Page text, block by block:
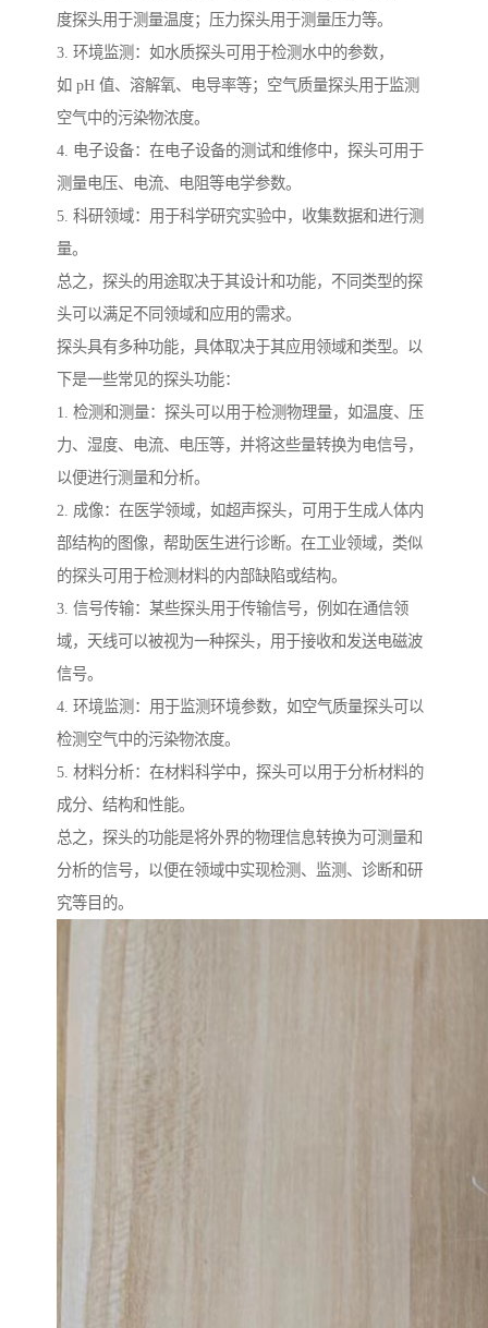
度探头用于测量温度；压力探头用于测量压力等。
3. 环境监测：如水质探头可用于检测水中的参数，
如 pH 值、溶解氧、电导率等；空气质量探头用于监测
空气中的污染物浓度。
4. 电子设备：在电子设备的测试和维修中，探头可用于
测量电压、电流、电阻等电学参数。
5. 科研领域：用于科学研究实验中，收集数据和进行测
量。
总之，探头的用途取决于其设计和功能，不同类型的探
头可以满足不同领域和应用的需求。
探头具有多种功能，具体取决于其应用领域和类型。以
下是一些常见的探头功能：
1. 检测和测量：探头可以用于检测物理量，如温度、压
力、湿度、电流、电压等，并将这些量转换为电信号，
以便进行测量和分析。
2. 成像：在医学领域，如超声探头，可用于生成人体内
部结构的图像，帮助医生进行诊断。在工业领域，类似
的探头可用于检测材料的内部缺陷或结构。
3. 信号传输：某些探头用于传输信号，例如在通信领
域，天线可以被视为一种探头，用于接收和发送电磁波
信号。
4. 环境监测：用于监测环境参数，如空气质量探头可以
检测空气中的污染物浓度。
5. 材料分析：在材料科学中，探头可以用于分析材料的
成分、结构和性能。
总之，探头的功能是将外界的物理信息转换为可测量和
分析的信号，以便在领域中实现检测、监测、诊断和研
究等目的。